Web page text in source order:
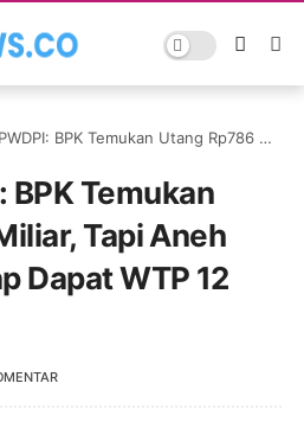
Temukan Utang Rp786 Miliar, Tapi Aneh Lampung Tetap Dapat WTP 12 Kali Beruntun
BPK Temukan
Tapi Aneh
Dapat WTP 12